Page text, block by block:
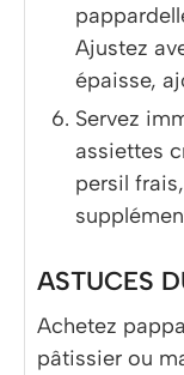
Ajustez
épaisse,
Servez
assiettes
persil
ASTUCES
Achetez
pâtissier ou